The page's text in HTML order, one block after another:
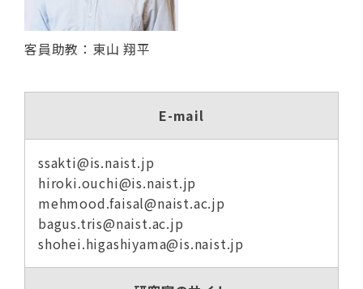
客員助教：東山 翔平
E-mail
ssakti@is.naist.jp
hiroki.ouchi@is.naist.jp
mehmood.faisal@naist.ac.jp
bagus.tris@naist.ac.jp
shohei.higashiyama@is.naist.jp